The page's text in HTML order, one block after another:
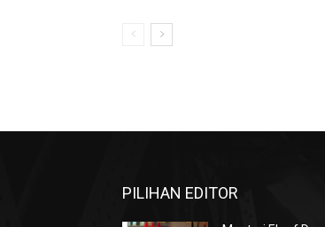
PILIHAN EDITOR